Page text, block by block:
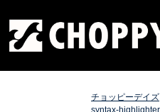
content
チョッピーデイズ
EC事業支援・ゼロから軌道に
事業支援・ECサイト立ち上げ
チング チョッピーデイズ
チョッピーデイズ
syntax-